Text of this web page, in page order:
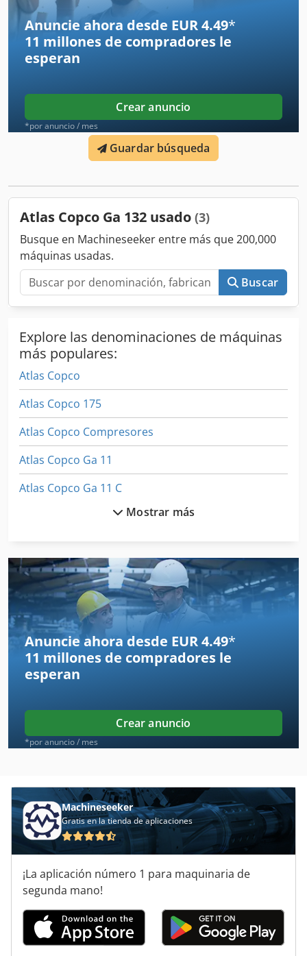
Anuncie ahora desde EUR 4.49*
11 millones de compradores le
esperan
Crear anuncio
*por anuncio / mes
Guardar búsqueda
Atlas Copco Ga 132 usado (3)
Busque en Machineseeker entre más que 200,000
máquinas usadas.
Buscar
Explore las denominaciones de máquinas
más populares:
Atlas Copco
Atlas Copco 175
Atlas Copco Compresores
Atlas Copco Ga 11
Atlas Copco Ga 11 C
Atlas Copco Ga 11 Vsd
Atlas Copco Ga 118
Atlas Copco Ga 122
Atlas Copco Ga 15
Atlas Copco Ga 160
Atlas Copco Ga 18
Atlas Copco Ga 180 Vsd
Atlas Copco Ga 22
Atlas Copco Ga 30
Atlas Copco Ga 308
Atlas Copco Ga 37
Atlas Copco Ga 408
Atlas Copco Ga 45
Atlas Copco Ga 508
Mostrar más
Anuncie ahora desde EUR 4.49*
11 millones de compradores le
esperan
Crear anuncio
*por anuncio / mes
Machineseeker
Gratis en la tienda de aplicaciones
¡La aplicación número 1 para maquinaria de
segunda mano!